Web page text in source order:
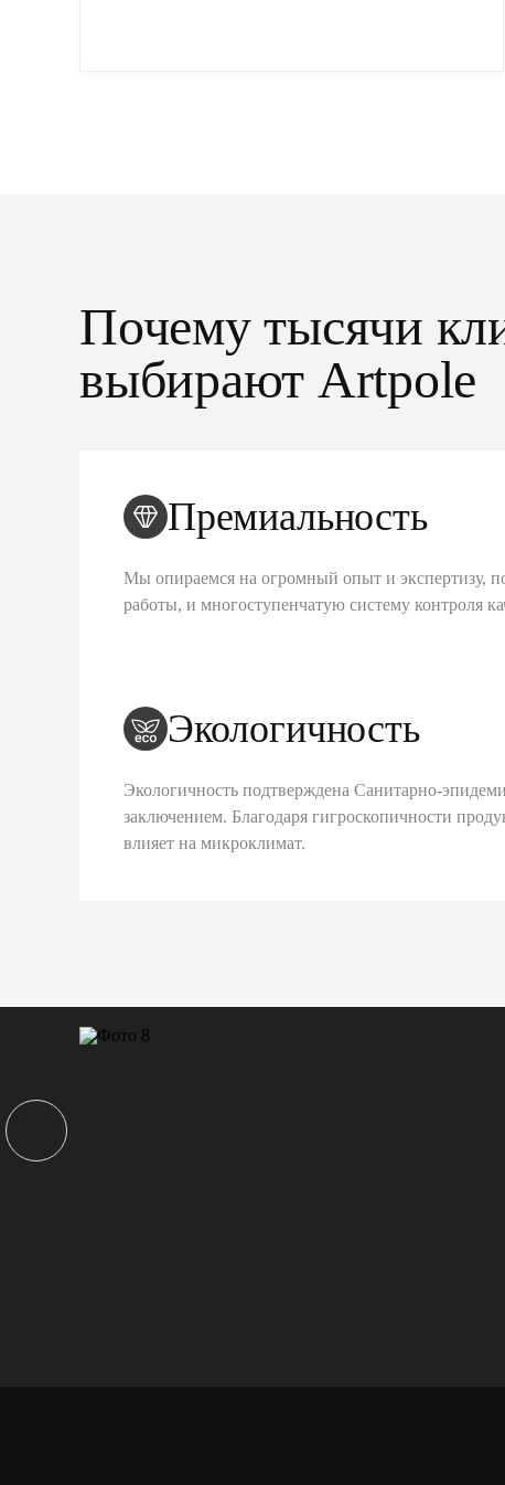
Почему тысячи
выбирают Artpole
Премиальность
Мы опираемся на огромный опыт и экспертизу,
работы, и многоступенчатую систему контроля
Экологичность
Экологичность подтверждена Санитарно-
заключением. Благодаря гигроскопичности
влияет на микроклимат.